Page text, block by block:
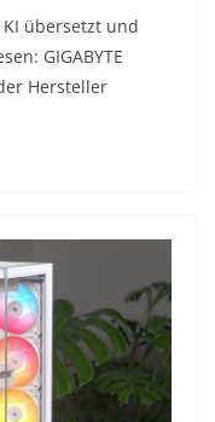
übersetzt und
GIGABYTE
Hersteller